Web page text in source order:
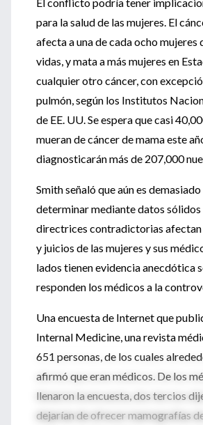
para la salud de las mujeres. El
afecta a una de cada ocho mujeres
vidas, y mata a más mujeres en
cualquier otro cáncer, con
pulmón, según los Institutos
de EE. UU. Se espera que casi
mueran de cáncer de mama este
diagnosticarán más de 207,000
Smith señaló que aún es
determinar mediante datos sólidos
directrices contradictorias afectan
y juicios de las mujeres y sus
lados tienen evidencia anecdótica
responden los médicos a la
Una encuesta de Internet que
Internal Medicine, una revista
651 personas, de los cuales
afirmó que eran médicos. De los
llenaron la encuesta, dos tercios
dejarían de ofrecer mamografías